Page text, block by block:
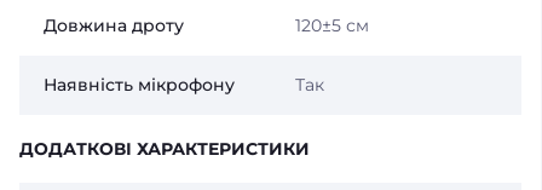
Довжина дроту 120±5 см
Наявність мікрофону Так
ДОДАТКОВІ ХАРАКТЕРИСТИКИ